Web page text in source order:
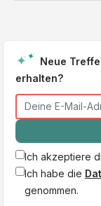
Neue
erhalten?
Ich akzeptiere
Ich habe die
genommen.